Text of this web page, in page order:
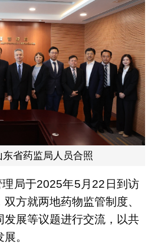
省药监局人员合照
局于2025年5月22日到访
方就两地药物监管制度、
发展等议题进行交流，以共
。